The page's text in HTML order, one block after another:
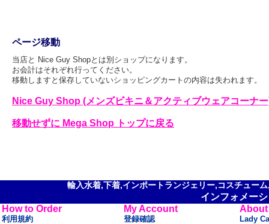
ページ移動
当店と Nice Guy Shopとは別ショップになります。
お会計はそれぞれ行ってください。
移動しますと保存していないショッピングカートの内容は失われます。
Nice Guy Shop (メンズビキニ＆アクティブウェアコーナ
移動せずに Mega Shop トップに戻る
輸入水着,下着,インポートランジェリー,コスチュー
インフォメー
How to Order
利用規約
My Account
登録確認
About
Lady